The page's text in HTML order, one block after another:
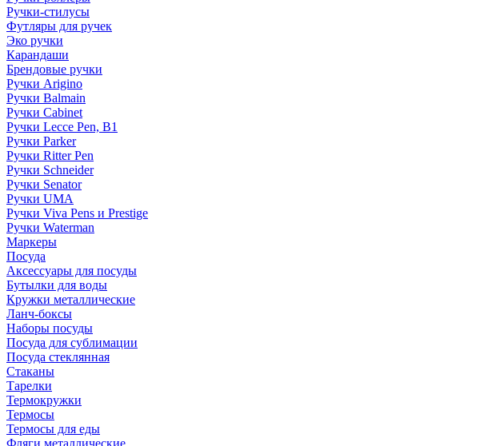
Ручки-стилусы
Футляры для ручек
Эко ручки
Карандаши
Брендовые ручки
Ручки Arigino
Ручки Balmain
Ручки Cabinet
Ручки Lecce Pen, B1
Ручки Parker
Ручки Ritter Pen
Ручки Schneider
Ручки Senator
Ручки UMA
Ручки Viva Pens и Prestige
Ручки Waterman
Маркеры
Посуда
Аксессуары для посуды
Бутылки для воды
Кружки металлические
Ланч-боксы
Наборы посуды
Посуда для сублимации
Посуда стеклянная
Стаканы
Тарелки
Термокружки
Термосы
Термосы для еды
Фляги металлические